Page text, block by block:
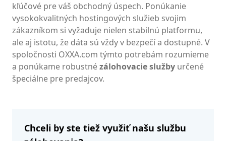
kľúčové pre váš obchodný úspech. Ponúkanie
vysokokvalitných hostingových služieb svojim
zákazníkom si vyžaduje nielen stabilnú platformu,
ale aj istotu, že dáta sú vždy v bezpečí a dostupné. V
spoločnosti OXXA.com týmto potrebám rozumieme
a ponúkame robustnézálohovacie služby určené
špeciálne pre predajcov.
Chceli by ste tiež využiť našu službu